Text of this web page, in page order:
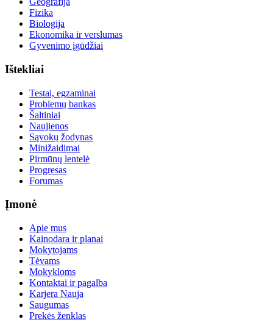
Fizika
Biologija
Ekonomika ir verslumas
Gyvenimo įgūdžiai
Ištekliai
Testai, egzaminai
Problemų bankas
Šaltiniai
Naujienos
Sąvokų žodynas
Minižaidimai
Pirmūnų lentelė
Progresas
Forumas
Įmonė
Apie mus
Kainodara ir planai
Mokytojams
Tėvams
Mokykloms
Kontaktai ir pagalba
Karjera Nauja
Saugumas
Prekės ženklas